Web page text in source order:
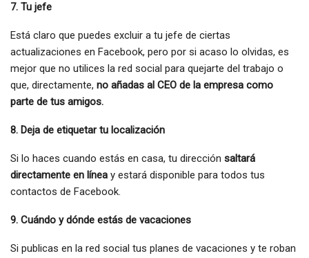
7. Tu jefe
Está claro que puedes excluir a tu jefe de ciertas
actualizaciones en Facebook, pero por si acaso lo olvidas, es
mejor que no utilices la red social para quejarte del trabajo o
que, directamente, no añadas al CEO de la empresa como
parte de tus amigos.
8. Deja de etiquetar tu localización
Si lo haces cuando estás en casa, tu dirección saltará
directamente en línea y estará disponible para todos tus
contactos de Facebook.
9. Cuándo y dónde estás de vacaciones
Si publicas en la red social tus planes de vacaciones y te roban